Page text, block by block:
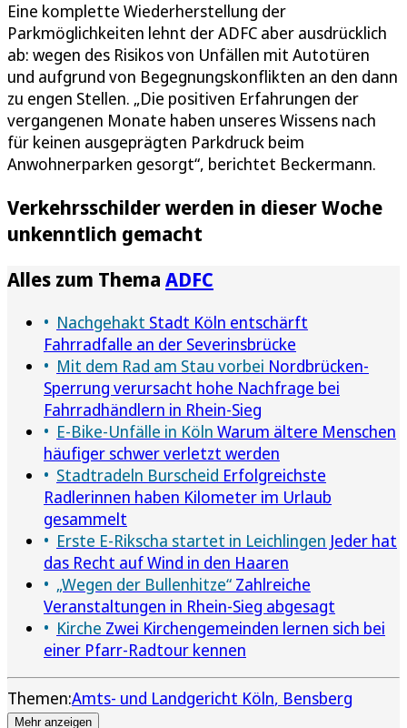
Eine komplette Wiederherstellung der
Parkmöglichkeiten lehnt der ADFC aber ausdrücklich
ab: wegen des Risikos von Unfällen mit Autotüren
und aufgrund von Begegnungskonflikten an den dann
zu engen Stellen. „Die positiven Erfahrungen der
vergangenen Monate haben unseres Wissens nach
für keinen ausgeprägten Parkdruck beim
Anwohnerparken gesorgt“, berichtet Beckermann.
Verkehrsschilder werden in dieser Woche
unkenntlich gemacht
Alles zum Thema ADFC
Nachgehakt Stadt Köln entschärft
Fahrradfalle an der Severinsbrücke
Mit dem Rad am Stau vorbei Nordbrücken-
Sperrung verursacht hohe Nachfrage bei
Fahrradhändlern in Rhein-Sieg
E-Bike-Unfälle in Köln Warum ältere Menschen
häufiger schwer verletzt werden
Stadtradeln Burscheid Erfolgreichste
Radlerinnen haben Kilometer im Urlaub
gesammelt
Erste E-Rikscha startet in Leichlingen Jeder hat
das Recht auf Wind in den Haaren
„Wegen der Bullenhitze“ Zahlreiche
Veranstaltungen in Rhein-Sieg abgesagt
Kirche Zwei Kirchengemeinden lernen sich bei
einer Pfarr-Radtour kennen
Themen:Amts- und Landgericht Köln Bensberg
Mehr anzeigen